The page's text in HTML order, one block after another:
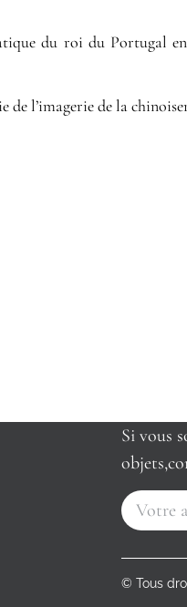
du roi du Portugal
l’imagerie de la
Si vous
© Tous